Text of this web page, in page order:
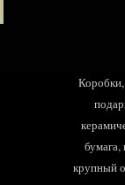
крупный